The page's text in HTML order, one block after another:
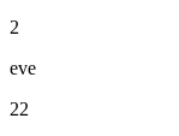
2
eve
22